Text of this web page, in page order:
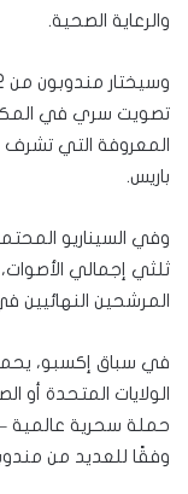
والرعاية الصحية.
تصويت سري في
المعروفة التي
باريس.
وفي السيناريو
ثلثي إجمالي
المرشحين النهائيين
في سباق إكسبو،
الولايات المتحدة أو
حملة سحرية عالمية –
وفقًا للعديد من